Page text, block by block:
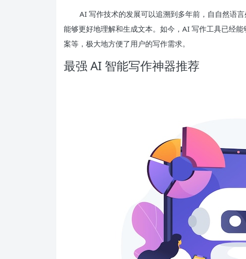
AI 写作技术的发展可以追溯到多年前，自自然语
能够更好地理解和生成文本。如今，AI 写作工具已经
案等，极大地方便了用户的写作需求。
最强 AI 智能写作神器推荐